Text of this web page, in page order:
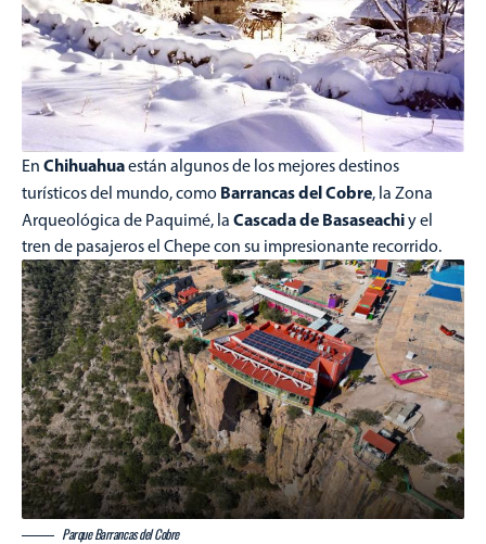
En Chihuahuaestán algunos de los mejores destinos
turísticos del mundo, como Barrancas del Cobre, la Zona
Arqueológica de Paquimé, la Cascada de Basaseachiy el
tren de pasajeros el Chepe con su impresionante recorrido.
Parque Barrancas del Cobre